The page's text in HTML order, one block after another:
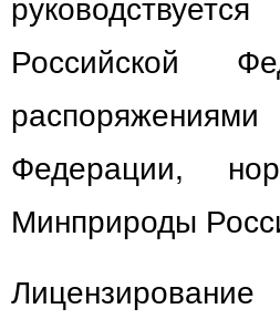
Российской
Федерации,
Минприроды